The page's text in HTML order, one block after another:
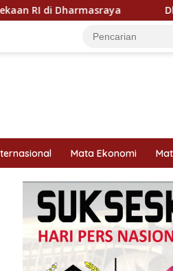
Dharmasraya Utus Hj. Egi
Mata Ekonomi